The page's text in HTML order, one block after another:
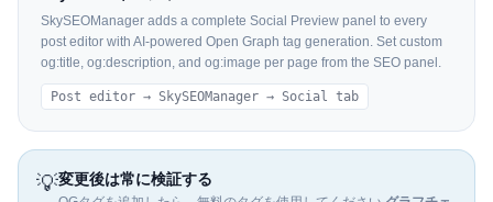
SkySEOManager adds a complete Social Preview panel to every
post editor with AI-powered Open Graph tag generation. Set custom
og:title, og:description, and og:image per page from the SEO panel.
Post editor → SkySEOManager → Social tab
💡変更後は常に検証する